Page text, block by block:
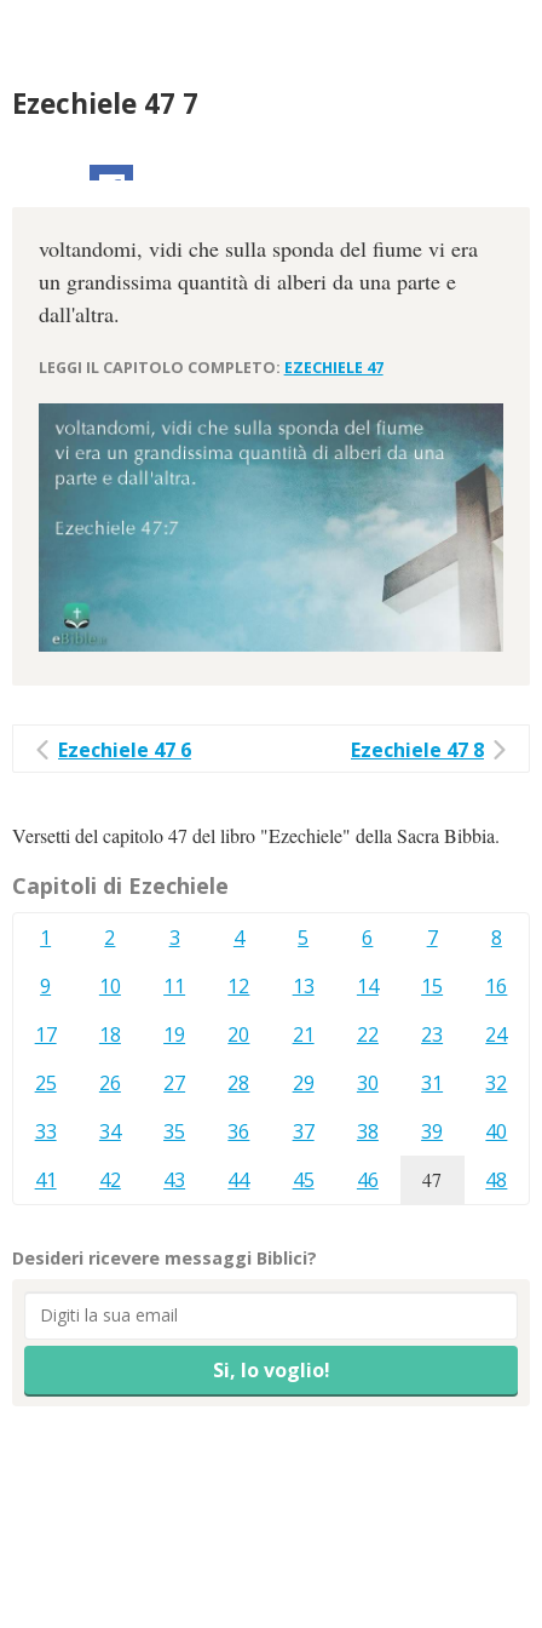
Ezechiele 47 7
voltandomi, vidi che sulla sponda del fiume vi era
un grandissima quantità di alberi da una parte e
dall'altra.
LEGGI IL CAPITOLO COMPLETO: EZECHIELE 47
Ezechiele 47 6 Ezechiele 47 8
Versetti del capitolo 47 del libro "Ezechiele" della Sacra Bibbia.
Capitoli di Ezechiele
1 2 3 4 5 6 7
8
9
10 11 12 13 14 15
16
17
18 19 20 21 22 23
24
25
26 27 28 29 30 31
32
33
34 35 36 37 38 39
40
41
42 43 44 45 46 47 48
Desideri ricevere messaggi Biblici?